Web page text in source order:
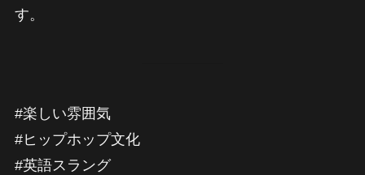
す。
#楽しい雰囲気
#ヒップホップ文化
#英語スラング